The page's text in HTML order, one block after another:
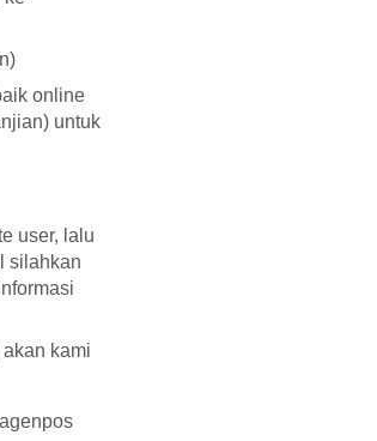
online
untuk
user, lalu
silahkan
kami